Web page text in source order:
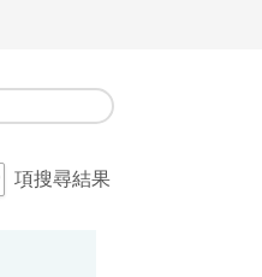
項搜尋結果